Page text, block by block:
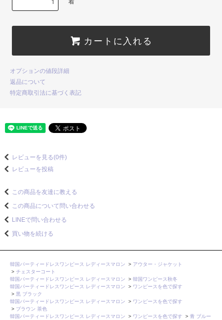
着
カートに入れる
オプションの値段詳細
返品について
特定商取引法に基づく表記
レビューを見る(0件)
レビューを投稿
この商品を友達に教える
この商品について問い合わせる
LINEで問い合わせる
買い物を続ける
韓国パーティードレスワンピース レディースマロン > アウター・ジャケット
> チェスターコート
韓国パーティードレスワンピース レディースマロン
> 韓国ワンピース秋冬
韓国パーティードレスワンピース レディースマロン
> ワンピースを色で探す
> 黒 ブラック
韓国パーティードレスワンピース レディースマロン
> ワンピースを色で探す
> ブラウン 茶色
韓国パーティードレスワンピース レディースマロン
> ワンピースを色で探す > 青 ブルー